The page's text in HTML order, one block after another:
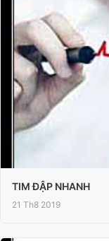
TIM ĐẬP NHANH
21 Th8 2019